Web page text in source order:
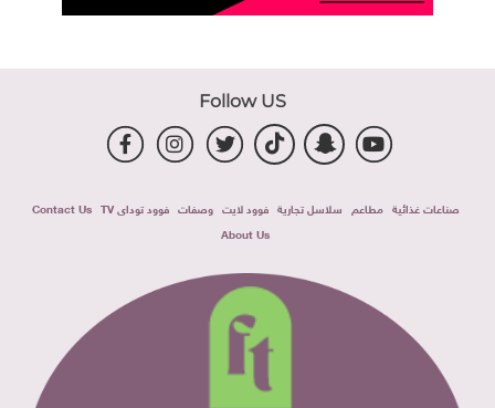
Follow US
صناعات غذائية مطاعم سلاسل تجارية فوود لايت وصفات فوود توداى TV
Contact Us
About Us